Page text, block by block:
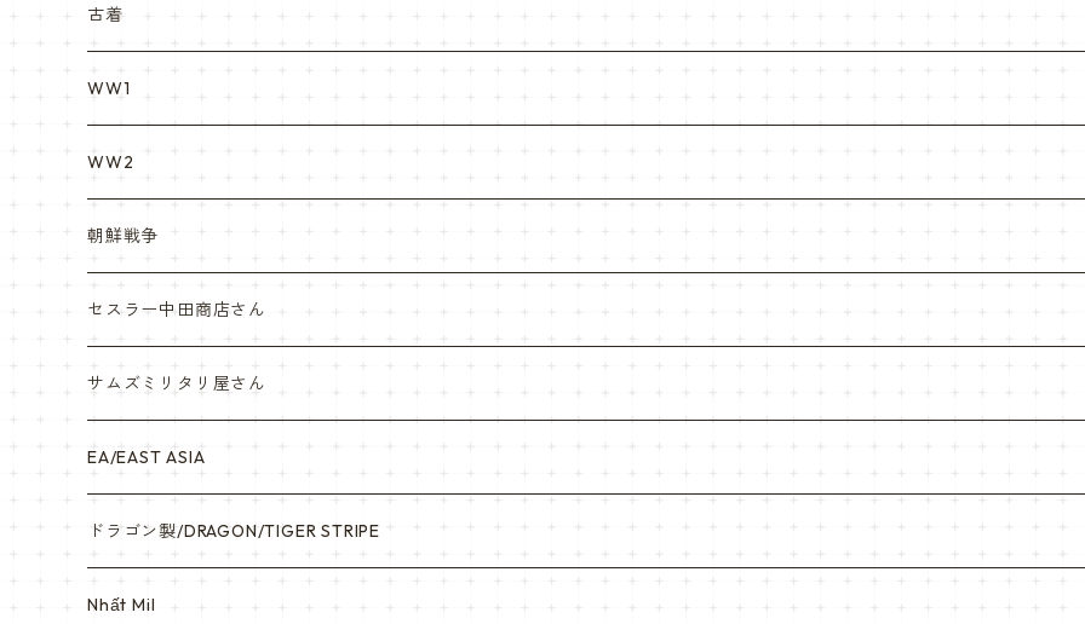
REPRO レプロ
米軍放出品ブーツ
Nyat Mil ニャットミル
カスタム KURI
VietnamEra ウエア
Vietnam ジャングルブーツ
ナム戦装備類/ポーチ・ベルト・小物・ヘルメット等
NURES
古着
WW1
WW2
朝鮮戦争
セスラー中田商店さん
サムズミリタリ屋さん
EA/EAST ASIA
ドラゴン製/DRAGON/TIGER STRIPE
Nhất Mil